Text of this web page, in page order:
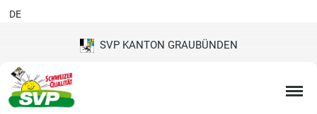
SVP KANTON GRAUBÜNDEN
DE